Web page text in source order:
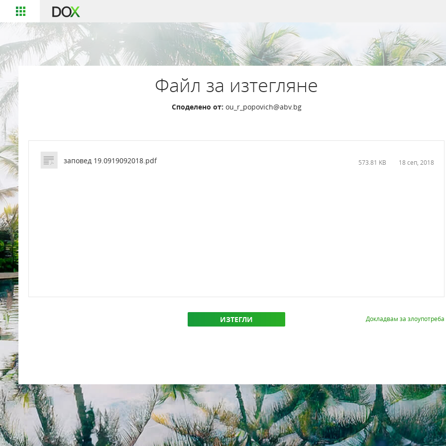
Файл за изтегляне
Споделено от: ou_r_popovich@abv.bg
заповед 19.0919092018.pdf 18 сеп, 2018
573.81 KB
ИЗТЕГЛИ Докладвам за злоупотреба